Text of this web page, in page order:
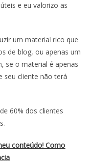
e eu valorizo as
um material rico que
de blog, ou apenas um
se o material é apenas
seu cliente não terá
60% dos clientes
conteúdo! Como